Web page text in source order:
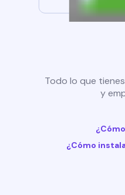
Todo lo que
y
¿Cómo